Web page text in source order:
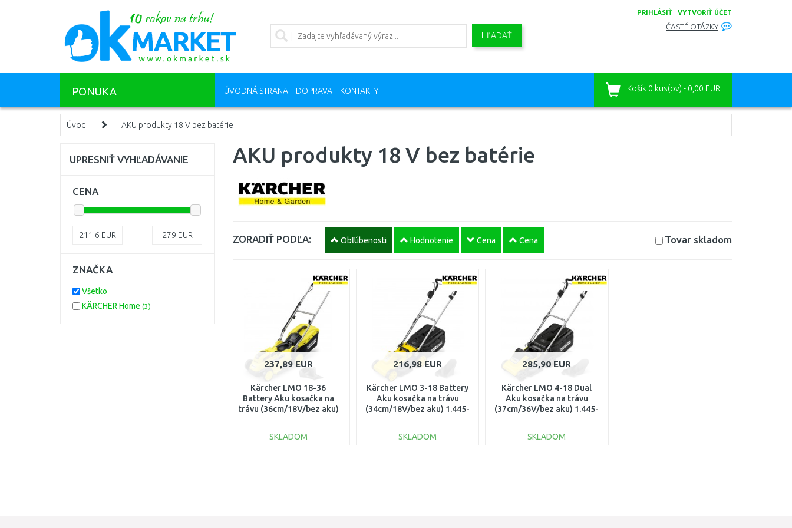
PRIHLÁSIŤ VYTVORIŤ ÚČET
ČASTÉ OTÁZKY
HĽADAŤ
PONUKA ÚVODNÁ STRANA DOPRAVA KONTAKTY Košík 0 kus(ov) - 0,00 EUR
Úvod AKU produkty 18 V bez batérie
AKU produkty 18 V bez batérie
ZORADIŤ PODĽA: Obľúbenosti Hodnotenie Cena Cena Tovar skladom
237,89 EUR
Kärcher LMO 18-36
Battery Aku kosačka na
trávu (36cm/18V/bez aku)
SKLADOM
216,98 EUR
Kärcher LMO 3-18 Battery
Aku kosačka na trávu
(34cm/18V/bez aku) 1.445-
SKLADOM
285,90 EUR
Kärcher LMO 4-18 Dual
Aku kosačka na trávu
(37cm/36V/bez aku) 1.445-
SKLADOM
UPRESNIŤ VYHĽADÁVANIE
CENA
211.6 EUR 279 EUR
ZNAČKA
Všetko
KÄRCHER Home (3)